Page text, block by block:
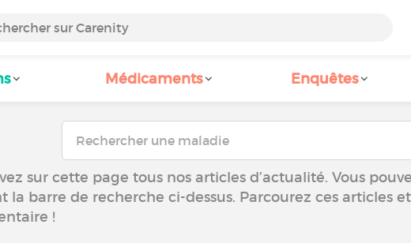
Médicaments Enquêtes
sur cette page tous nos articles d’actualité. Vous
la barre de recherche ci-dessus. Parcourez ces articles
!